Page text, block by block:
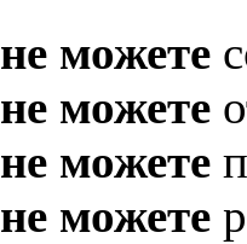
не можете
не можете
не можете
не можете